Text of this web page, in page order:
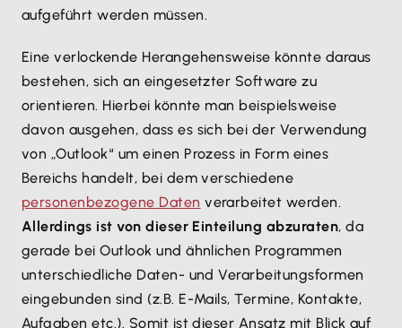
aufgeführt werden müssen.
Eine verlockende Herangehensweise könnte daraus
bestehen, sich an eingesetzter Software zu
orientieren. Hierbei könnte man beispielsweise
davon ausgehen, dass es sich bei der Verwendung
von „Outlook“ um einen Prozess in Form eines
Bereichs handelt, bei dem verschiedene
personenbezogene Daten verarbeitet werden.
Allerdings ist von dieser Einteilung abzuraten, da
gerade bei Outlook und ähnlichen Programmen
unterschiedliche Daten- und Verarbeitungsformen
eingebunden sind (z.B. E-Mails, Termine, Kontakte,
Aufgaben etc.). Somit ist dieser Ansatz mit Blick auf